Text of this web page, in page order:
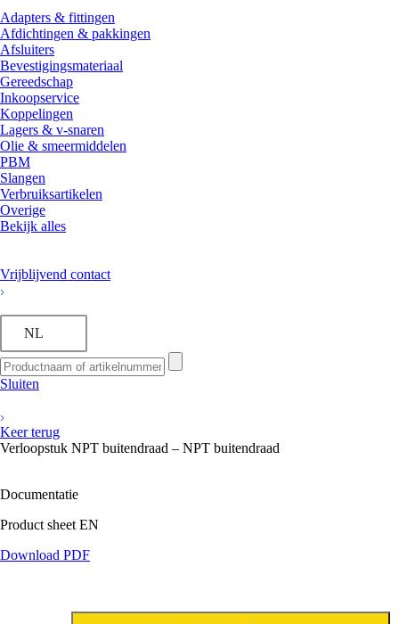
Adapters & fittingen
Afdichtingen & pakkingen
Afsluiters
Bevestigingsmateriaal
Gereedschap
Inkoopservice
Koppelingen
Lagers & v-snaren
Olie & smeermiddelen
PBM
Slangen
Verbruiksartikelen
Overige
Bekijk alles
Vrijblijvend contact
NL
Sluiten
Keer terug
Verloopstuk NPT buitendraad – NPT buitendraad
Documentatie
Product sheet EN
Download PDF